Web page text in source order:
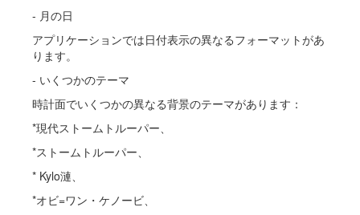
- 月の日
アプリケーションでは日付表示の異なるフォーマットがあ
ります。
- いくつかのテーマ
時計面でいくつかの異なる背景のテーマがあります：
*現代ストームトルーパー、
*ストームトルーパー、
* Kylo漣、
*オビ=ワン・ケノービ、